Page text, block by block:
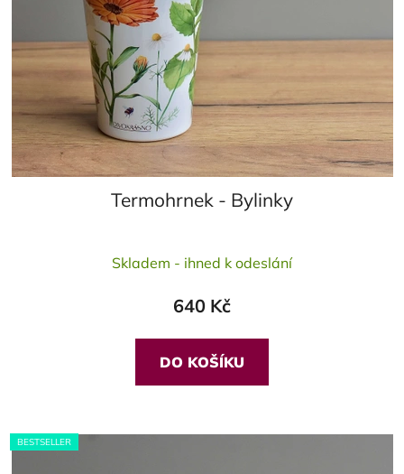
Termohrnek - Bylinky
hodnocení
je
5,0
z
5
Skladem - ihned k odeslání
640 Kč
DO KOŠÍKU
BESTSELLER